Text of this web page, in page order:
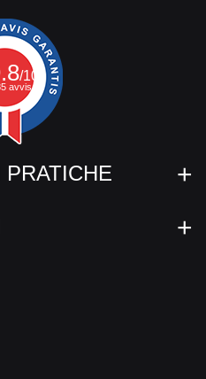
/10
avvis.